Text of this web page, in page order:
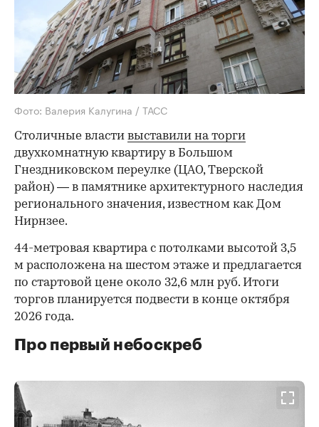
Фото: Валерия Калугина / ТАСС
Столичные власти выставили на торги
двухкомнатную квартиру в Большом
Гнездниковском переулке (ЦАО, Тверской
район) — в памятнике архитектурного наследия
регионального значения, известном как Дом
Нирнзее.
44-метровая квартира с потолками высотой 3,5
м расположена на шестом этаже и предлагается
по стартовой цене около 32,6 млн руб. Итоги
торгов планируется подвести в конце октября
2026 года.
Про первый небоскреб